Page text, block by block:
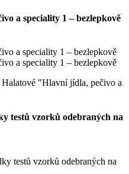
a speciality 1 – bezlepkově
"Hlavní jídla, pečivo a
testů vzorků odebraných na